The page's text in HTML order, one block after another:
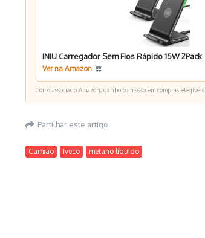
INIU Carregador Sem Fios Rápido 15W 2Pack
Ver na Amazon
Como associado Amazon, ganho comissão em compras elegíveis.
Partilhar este artigo
Camião Iveco metano líquido